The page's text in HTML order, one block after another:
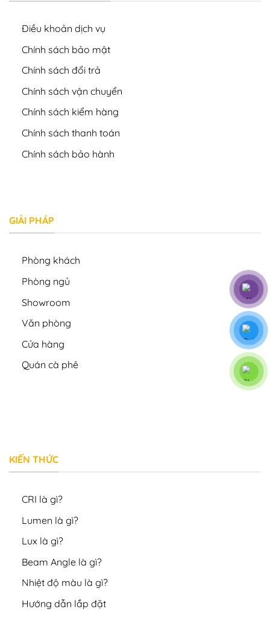
Điều khoản dịch vụ
Chính sách bảo mật
Chính sách đổi trả
Chính sách vận chuyển
Chính sách kiểm hàng
Chính sách thanh toán
Chính sách bảo hành
GIẢI PHÁP
Phòng khách
Phòng ngủ
Showroom
Văn phòng
Cửa hàng
Quán cà phê
KIẾN THỨC
CRI là gì?
Lumen là gì?
Lux là gì?
Beam Angle là gì?
Nhiệt độ màu là gì?
Hướng dẫn lắp đặt